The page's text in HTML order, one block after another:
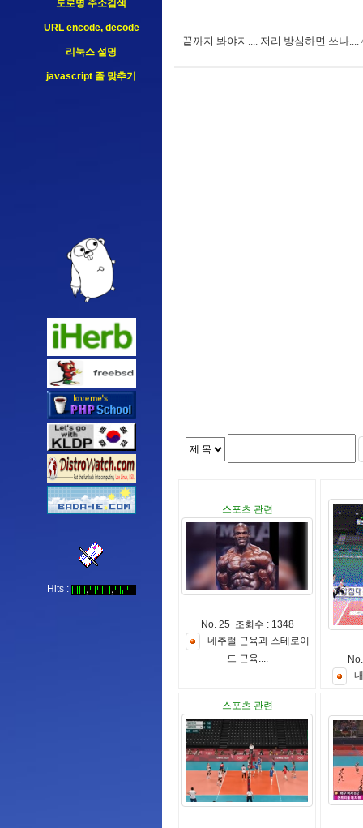
도로명 주소검색
URL encode, decode
리눅스 설명
javascript 줄 맞추기
Hits :
끝까지 봐야지.... 저리 방심하면 쓰나....
스포츠 관련
No. 25 조회수 : 1348
네 추럴 근육과 스테 로이
드 근육....
내
스포츠 관련